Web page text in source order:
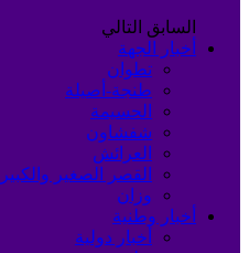
السابق التالي
أخبار الجهة
تطوان
طنجة-أصيلة
الحسيمة
شفشاون
العرائش
القصر الصغير والكبير
وزان
أخبار وطنية
أخبار دولية